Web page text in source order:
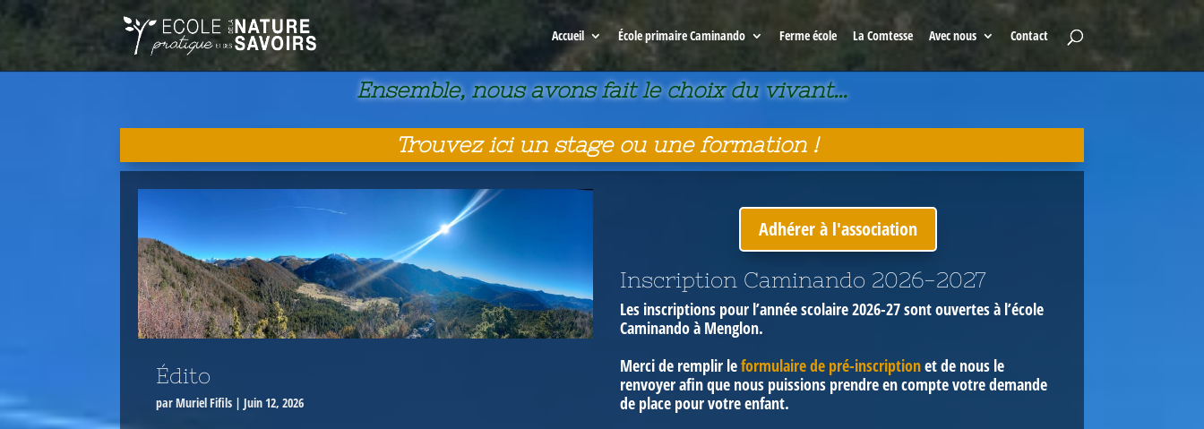
Accueil École primaire Caminando Ferme école La Comtesse Avec nous Contact
Ensemble, nous avons fait le choix du vivant…
Trouvez ici un stage ou une formation !
Édito
parMuriel Fifils |Juin 12, 2026
Adhérer à l'association
Inscription Caminando 2026-2027
Les inscriptions pour l’année scolaire 2026-27 sont ouvertesà l’école
Caminando à Menglon.
Merci de remplir leformulaire de pré-inscriptionet de nous le
renvoyer afin que nous puissions prendre en compte votre demande
de place pour votre enfant.